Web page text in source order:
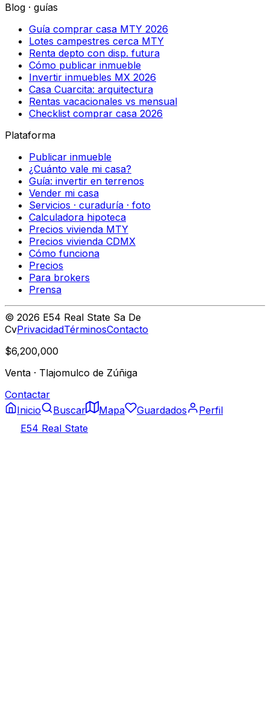
Blog · guías
Guía comprar casa MTY 2026
Lotes campestres cerca MTY
Renta depto con disp. futura
Cómo publicar inmueble
Invertir inmuebles MX 2026
Casa Cuarcita: arquitectura
Rentas vacacionales vs mensual
Checklist comprar casa 2026
Plataforma
Publicar inmueble
¿Cuánto vale mi casa?
Guía: invertir en terrenos
Vender mi casa
Servicios · curaduría · foto
Calculadora hipoteca
Precios vivienda MTY
Precios vivienda CDMX
Cómo funciona
Precios
Para brokers
Prensa
© 2026 E54 Real State Sa De
CvPrivacidadTérminosContacto
$6,200,000
Venta · Tlajomulco de Zúñiga
Contactar
Inicio
Buscar Mapa Guardados
Perfil
E54 Real State